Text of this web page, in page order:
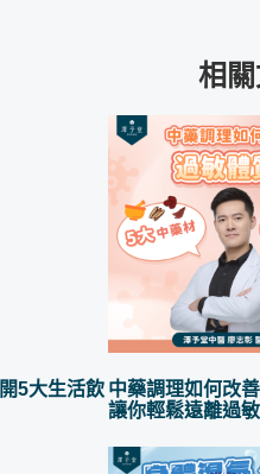
相
5大生活飲 中藥調理如何改
讓你輕鬆遠離過敏